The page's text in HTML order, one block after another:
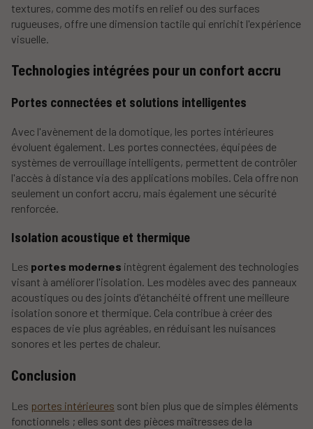
textures, comme des motifs en relief ou des surfaces
rugueuses, offre une dimension tactile qui enrichit l'expérience
visuelle.
Technologies intégrées pour un confort accru
Portes connectées et solutions intelligentes
Avec l'avènement de la domotique, les portes intérieures
évoluent également. Les portes connectées, équipées de
systèmes de verrouillage intelligents, permettent de contrôler
l'accès à distance via des applications mobiles. Cela offre non
seulement un confort accru, mais également une sécurité
renforcée.
Isolation acoustique et thermique
Les portes modernes intègrent également des technologies
visant à améliorer l'isolation. Les modèles avec des panneaux
acoustiques ou des joints d'étanchéité offrent une meilleure
isolation sonore et thermique. Cela contribue à créer des
espaces de vie plus agréables, en réduisant les nuisances
sonores et les pertes de chaleur.
Conclusion
Les portes intérieures sont bien plus que de simples éléments
fonctionnels ; elles sont des pièces maîtresses de la